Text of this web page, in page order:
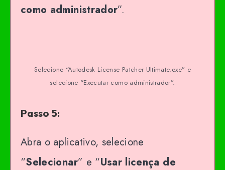
como administrador”.
Selecione “Autodesk License Patcher Ultimate.exe” e
selecione “Executar como administrador”.
Passo 5:
Abra o aplicativo, selecione
“Selecionar” e “Usar licença de